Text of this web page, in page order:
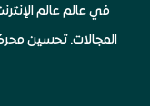
في عالم عالم
المجالات. تحسين